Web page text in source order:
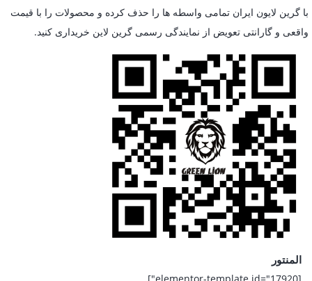
با گرین لایون ایران تمامی واسطه ها را حذف کرده و محصولات را با قیمت
واقعی و گارانتی تعویض از نمایندگی رسمی گرین لاین خریداری کنید.
المنتور